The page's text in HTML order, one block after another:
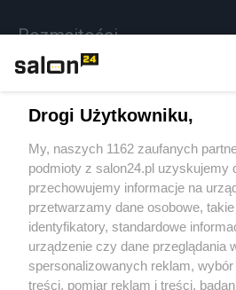
Rozmaitości
Sport
Społeczeństwo
Kultura
Drogi Użytkowniku,
My, naszych 1162 zaufanych
podmioty z salon24.pl uzyskujemy
przechowujemy informacje na
przetwarzamy dane osobowe,
identyfikatory, standardowe
urządzenie czy dane przeglądania
spersonalizowanych reklam,
treści, pomiar reklam i treści,